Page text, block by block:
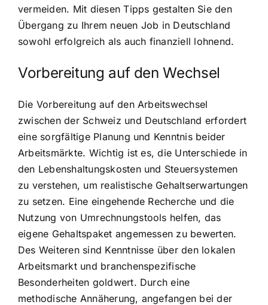
vermeiden. Mit diesen Tipps gestalten Sie den
Übergang zu Ihrem neuen Job in Deutschland
sowohl erfolgreich als auch finanziell lohnend.
Vorbereitung auf den Wechsel
Die Vorbereitung auf den Arbeitswechsel
zwischen der Schweiz und Deutschland erfordert
eine sorgfältige Planung und Kenntnis beider
Arbeitsmärkte. Wichtig ist es, die Unterschiede in
den Lebenshaltungskosten und Steuersystemen
zu verstehen, um realistische Gehaltserwartungen
zu setzen. Eine eingehende Recherche und die
Nutzung von Umrechnungstools helfen, das
eigene Gehaltspaket angemessen zu bewerten.
Des Weiteren sind Kenntnisse über den lokalen
Arbeitsmarkt und branchenspezifische
Besonderheiten goldwert. Durch eine
methodische Annäherung, angefangen bei der